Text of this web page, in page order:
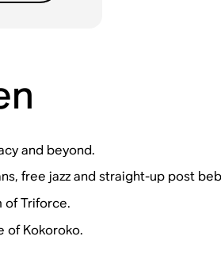
and beyond.
free jazz and straight-up post
of Triforce.
of Kokoroko.